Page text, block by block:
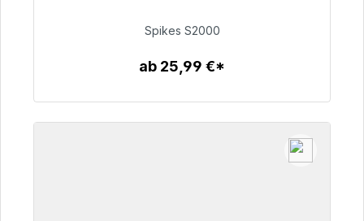
51,49 €
Spikes S2000
ab 25,99 €*